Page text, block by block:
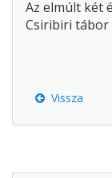
Az elmúlt két
Csiribiri tábor
Vissza